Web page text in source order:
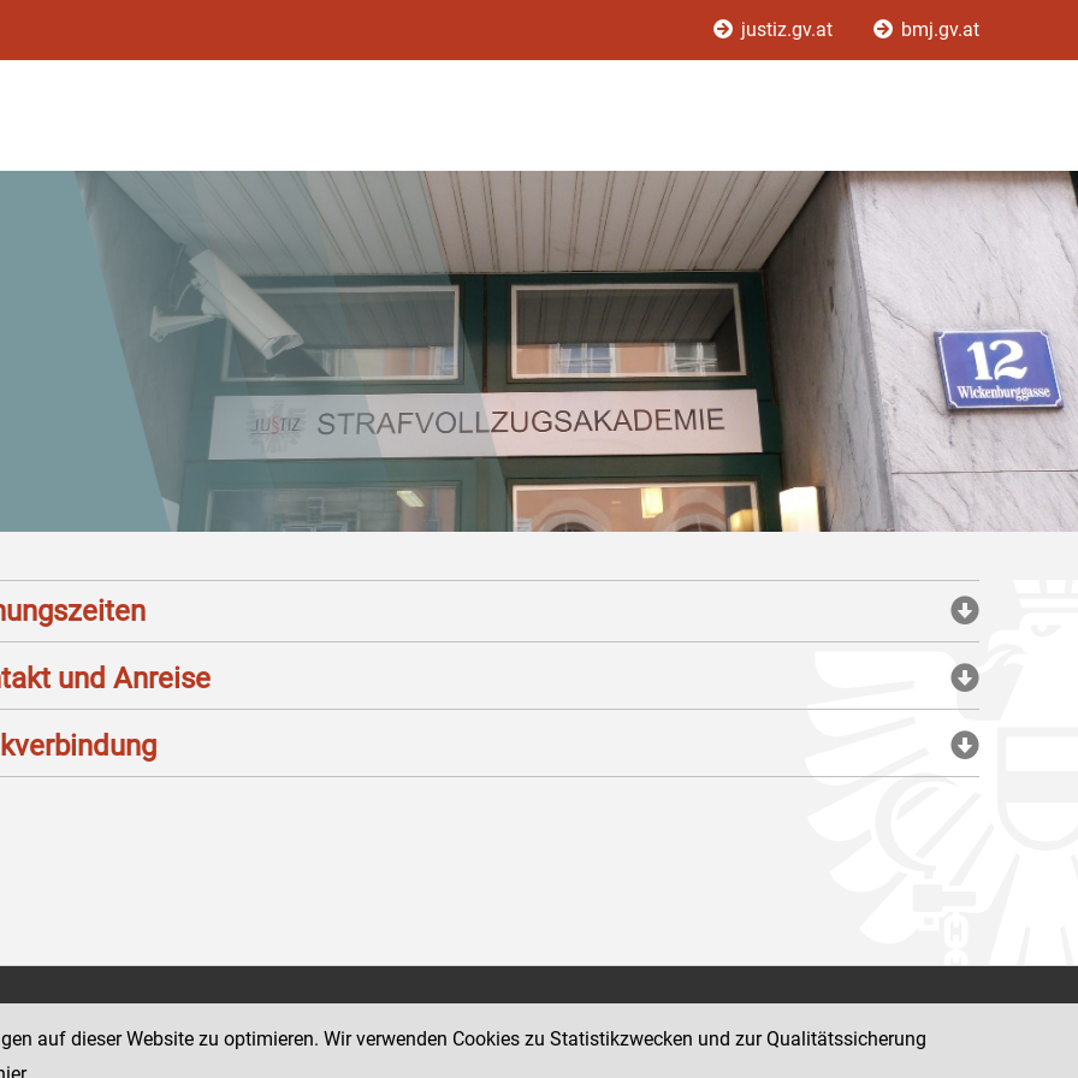
justiz.gv.at bmj.gv.at
und Anreise
12
der Justiz und des BMJ
Impressum
auf dieser Website zu optimieren. Wir verwenden Cookies zu Statistikzwecken und zur Qualitätssicherung